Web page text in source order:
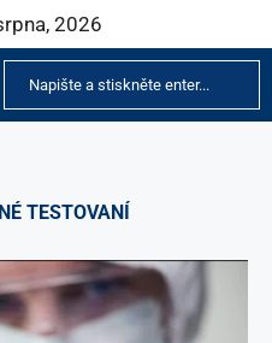
2026
TESTOVANÍ